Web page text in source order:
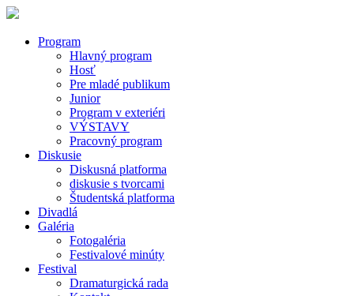
Program
Hlavný program
Hosť
Pre mladé publikum
Junior
Program v exteriéri
VÝSTAVY
Pracovný program
Diskusie
Diskusná platforma
diskusie s tvorcami
Študentská platforma
Divadlá
Galéria
Fotogaléria
Festivalové minúty
Festival
Dramaturgická rada